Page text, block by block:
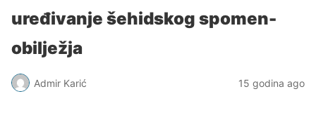
uređivanje šehidskog spomen-
obilježja
Admir Karić 15 godina ago